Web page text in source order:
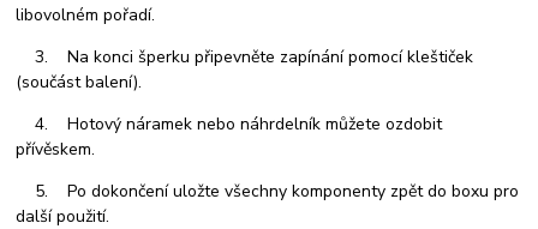
libovolném pořadí.
3. Na konci šperku připevněte zapínání pomocí kleštiček
(součást balení).
4. Hotový náramek nebo náhrdelník můžete ozdobit
přívěskem.
5. Po dokončení uložte všechny komponenty zpět do boxu pro
další použití.